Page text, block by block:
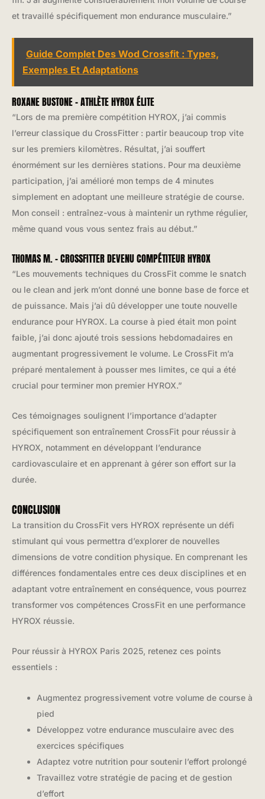
et travaillé spécifiquement mon endurance musculaire.”
Guide Complet Des Wod Crossfit : Types,
Exemples Et Adaptations
ROXANE BUSTONE – ATHLÈTE HYROX ÉLITE
“Lors de ma première compétition HYROX, j’ai commis
l’erreur classique du CrossFitter : partir beaucoup trop vite
sur les premiers kilomètres. Résultat, j’ai souffert
énormément sur les dernières stations. Pour ma deuxième
participation, j’ai amélioré mon temps de 4 minutes
simplement en adoptant une meilleure stratégie de course.
Mon conseil : entraînez-vous à maintenir un rythme régulier,
même quand vous vous sentez frais au début.”
THOMAS M. – CROSSFITTER DEVENU COMPÉTITEUR HYROX
“Les mouvements techniques du CrossFit comme le snatch
ou le clean and jerk m’ont donné une bonne base de force et
de puissance. Mais j’ai dû développer une toute nouvelle
endurance pour HYROX. La course à pied était mon point
faible, j’ai donc ajouté trois sessions hebdomadaires en
augmentant progressivement le volume. Le CrossFit m’a
préparé mentalement à pousser mes limites, ce qui a été
crucial pour terminer mon premier HYROX.”
Ces témoignages soulignent l’importance d’adapter
spécifiquement son entraînement CrossFit pour réussir à
HYROX, notamment en développant l’endurance
cardiovasculaire et en apprenant à gérer son effort sur la
durée.
CONCLUSION
La transition du CrossFit vers HYROX représente un défi
stimulant qui vous permettra d’explorer de nouvelles
dimensions de votre condition physique. En comprenant les
différences fondamentales entre ces deux disciplines et en
adaptant votre entraînement en conséquence, vous pourrez
transformer vos compétences CrossFit en une performance
HYROX réussie.
Pour réussir à HYROX Paris 2025, retenez ces points
essentiels :
Augmentez progressivement votre volume de course à
pied
Développez votre endurance musculaire avec des
exercices spécifiques
Adaptez votre nutrition pour soutenir l’effort prolongé
Travaillez votre stratégie de pacing et de gestion
d’effort